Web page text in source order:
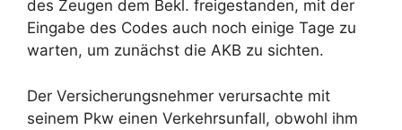
des Zeugen dem Bekl. freigestanden, mit der
Eingabe des Codes auch noch einige Tage zu
warten, um zunächst die AKB zu sichten.
Der Versicherungsnehmer verursachte mit
seinem Pkw einen Verkehrsunfall, obwohl ihm